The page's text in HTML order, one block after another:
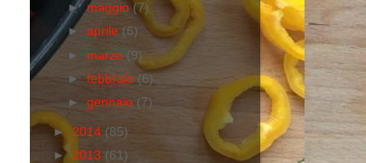
►maggio(7)
►aprile (6)
► marzo (9)
►febbraio (6)
►gennaio (7)
► 2014 (85)
► 2013 (61)